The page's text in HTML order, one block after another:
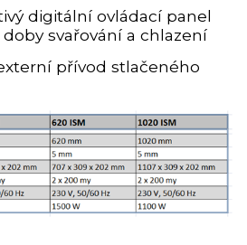
digitální ovládací panel
svařování a chlazení
přívod stlačeného